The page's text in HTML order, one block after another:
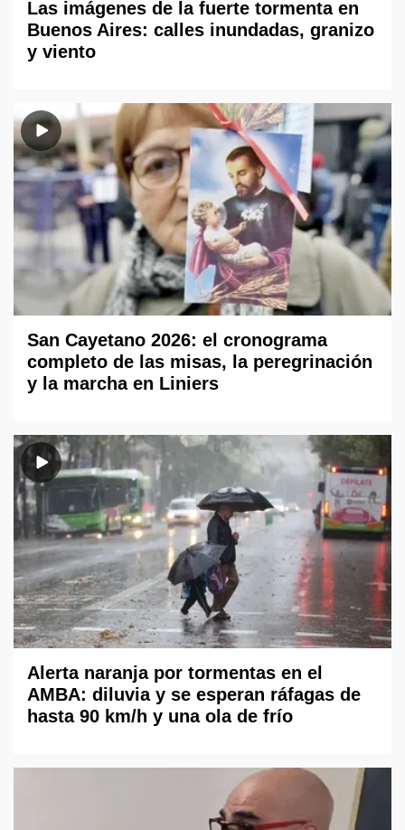
Las imágenes de la fuerte tormenta en
Buenos Aires: calles inundadas, granizo
y viento
San Cayetano 2026: el cronograma
completo de las misas, la peregrinación
y la marcha en Liniers
Alerta naranja por tormentas en el
AMBA: diluvia y se esperan ráfagas de
hasta 90 km/h y una ola de frío